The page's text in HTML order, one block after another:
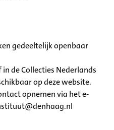
gedeeltelijk openbaar
de Collecties Nederlands
op deze website.
opnemen via het e-